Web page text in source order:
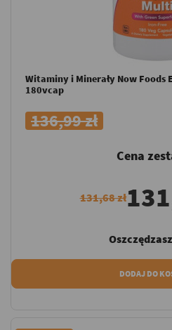
Witaminy i Minerały Now Foods
180vcap
136,99 zł
Cena
131,68 zł
Oszczędzasz
DODAJ DO